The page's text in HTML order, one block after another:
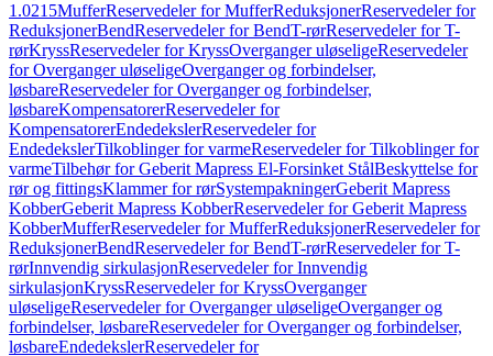
1.0215MufferReservedeler for MufferReduksjonerReservedeler for
ReduksjonerBendReservedeler for BendT-rørReservedeler for T-
rørKryssReservedeler for KryssOverganger uløseligeReservedeler
for Overganger uløseligeOverganger og forbindelser,
løsbareReservedeler for Overganger og forbindelser,
løsbareKompensatorerReservedeler for
KompensatorerEndedekslerReservedeler for
EndedekslerTilkoblinger for varmeReservedeler for Tilkoblinger for
varmeTilbehør for Geberit Mapress El-Forsinket StålBeskyttelse for
rør og fittingsKlammer for rørSystempakningerGeberit Mapress
KobberGeberit Mapress KobberReservedeler for Geberit Mapress
KobberMufferReservedeler for MufferReduksjonerReservedeler for
ReduksjonerBendReservedeler for BendT-rørReservedeler for T-
rørInnvendig sirkulasjonReservedeler for Innvendig
sirkulasjonKryssReservedeler for KryssOverganger
uløseligeReservedeler for Overganger uløseligeOverganger og
forbindelser, løsbareReservedeler for Overganger og forbindelser,
løsbareEndedekslerReservedeler for